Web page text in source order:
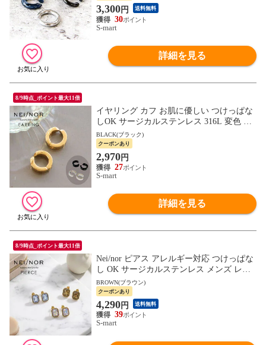
3,300円 送料無料
30
S-mart
詳細を見る
8/9時点_ポイント最大11倍
イヤリング カフ お肌に優しい つけっぱな
しOK サージカルステンレス 316L 変色 錆
低アレルギー素材 アクセサリー Nei/nor ネ
イナー 0015
BLACK(ブラック)
クーポンあり
2,970円
27
S-mart
詳細を見る
8/9時点_ポイント最大11倍
Nei/nor ピアス アレルギー対応 つけっぱな
し OK サージカルステンレス メンズ レデ
ィース セカンドピアス アクセサリー ゴー
ルド 0130
BROWN(ブラウン)
クーポンあり
4,290円 送料無料
39
S-mart